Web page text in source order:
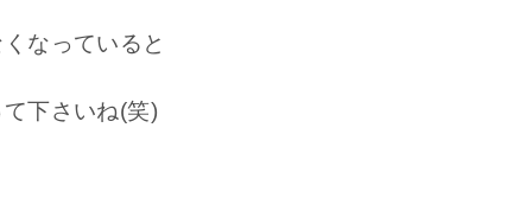
なっていると
下さいね(笑)